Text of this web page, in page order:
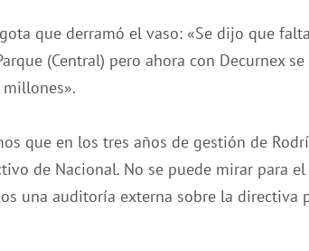
que derramó el vaso: «Se dijo que
(Central) pero ahora con Decurnex
que en los tres años de gestión de
de Nacional. No se puede mirar para
una auditoría externa sobre la directiva